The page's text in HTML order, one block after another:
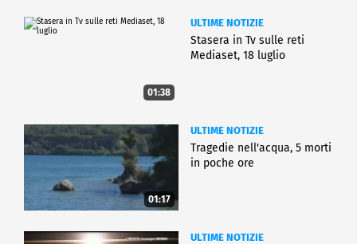
01:38
ULTIME NOTIZIE
Stasera in Tv sulle reti
Mediaset, 18 luglio
01:17
ULTIME NOTIZIE
Tragedie nell'acqua, 5 morti
in poche ore
ULTIME NOTIZIE